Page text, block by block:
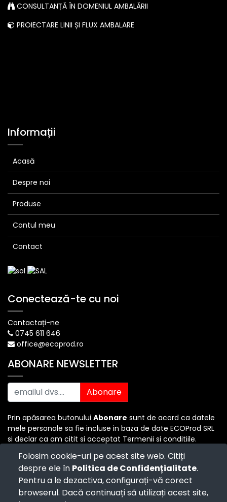
Folosim cookie-uri pe acest site web. Citiți
despre ele în Politica de Confidențialitate.
Pentru a le dezactiva, configurați-vă corect
browserul. Dacă continuați să utilizați acest site,
CONSULTANȚĂ ÎN DOMENIUL AMBALĂRII
PROIECTARE LINII ȘI FLUX AMBALARE
Informații
Acasă
Despre noi
Produse
Contul meu
Contact
Conectează-te cu noi
Contactați-ne
0745 611 646
office@ecoprod.ro
ABONARE NEWSLETTER
Abonare
Prin apăsarea butonului Abonare sunt de acord ca datele
mele personale sa fie incluse in baza de date ECOProd SRL
si declar ca am citit si acceptat Termenii si conditiile.
Copyright © ECO PROD SRL -Termenii si Conditiile
Politica de Confidențialitate -Consultanță juridică
Politica de retur -Cum cumpăr?